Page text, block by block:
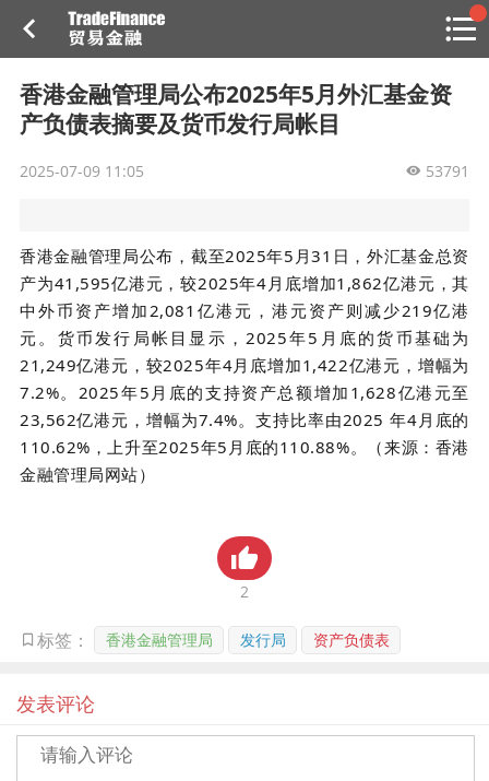
香港金融管理局公布2025年5月外汇基金资
产负债表摘要及货币发行局帐目
2025-07-09 11:05 53791
香港金融管理局公布，截至2025年5 月31 日，外汇基金总资
产为41,595亿港元，较2025年4月底增加1,862亿港元，其
中外币资产增加2,081 亿港元，港元资产则减少219亿港
元。货币发行局帐目显示，2025年5 月底的货币基础为
21,249亿港元，较2025年4月底增加1,422亿港元，增幅为
7.2%。 2025年5 月底的支持资产总额增加 1,628亿港元至
23,562亿港元，增幅为7.4%。支持比率由2025 年4月底的
110.62% ，上升至2025年5 月底的110.88%。（来源：香港
金融管理局网站）
2
标签： 香港金融管理局 发行局 资产负债表
发表评论
热
点
栏
目
贸金说图
专家投稿
贸金招聘
贸金微博
贸金书店
贸金投融
（投融资信息平台）
活动
研习社
消息
我的